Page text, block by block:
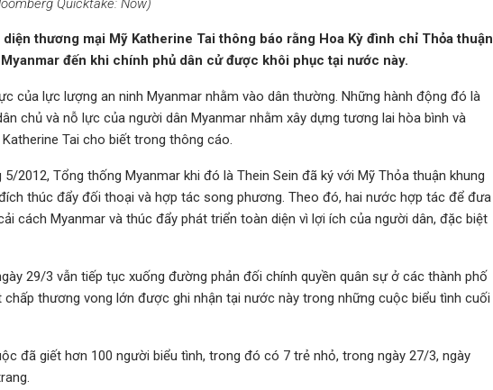
Quicktake: Now)
thương mại Mỹ Katherine Tai thông báo rằng Hoa Kỳ đình chỉ Thỏa thuận
đến khi chính phủ dân cử được khôi phục tại nước này.
của lực lượng an ninh Myanmar nhằm vào dân thường. Những hành động đó là
chủ và nỗ lực của người dân Myanmar nhằm xây dựng tương lai hòa bình và
Tai cho biết trong thông cáo.
2012, Tổng thống Myanmar khi đó là Thein Sein đã ký với Mỹ Thỏa thuận khung
thúc đẩy đối thoại và hợp tác song phương. Theo đó, hai nước hợp tác để đưa
cách Myanmar và thúc đẩy phát triển toàn diện vì lợi ích của người dân, đặc biệt
29/3 vẫn tiếp tục xuống đường phản đối chính quyền quân sự ở các thành phố
thương vong lớn được ghi nhận tại nước này trong những cuộc biểu tình cuối
đã giết hơn 100 người biểu tình, trong đó có 7 trẻ nhỏ, trong ngày 27/3, ngày